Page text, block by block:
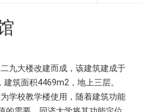
九大楼改建而成，该建筑建成于
筑面积4469m2，地上三层。
学校教学楼使用，随着建筑功能